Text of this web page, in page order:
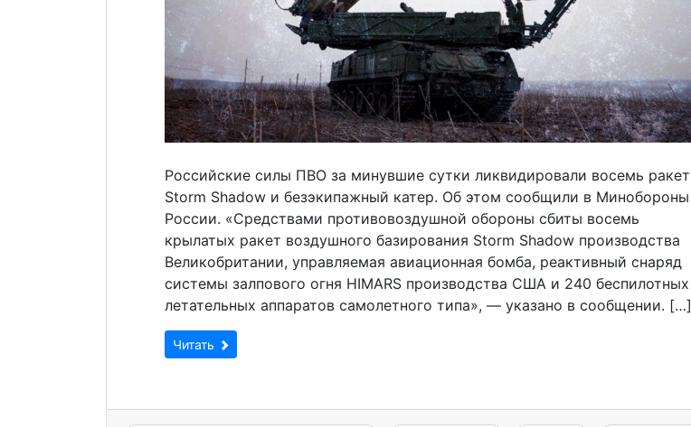
Российские силы ПВО за минувшие сутки ликвидировали восемь ракет
Storm Shadow и безэкипажный катер. Об этом сообщили в Минобороны
России. «Средствами противовоздушной обороны сбиты восемь
крылатых ракет воздушного базирования Storm Shadow производства
Великобритании, управляемая авиационная бомба, реактивный снаряд
системы залпового огня HIMARS производства США и 240 беспилотных
летательных аппаратов самолетного типа», — указано в сообщении. […]
Читать